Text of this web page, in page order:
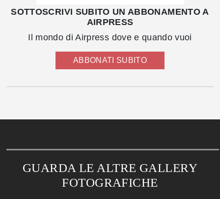
SOTTOSCRIVI SUBITO UN ABBONAMENTO A
AIRPRESS
Il mondo di Airpress dove e quando vuoi
ABBONATI SUBITO
GUARDA LE ALTRE GALLERY
FOTOGRAFICHE